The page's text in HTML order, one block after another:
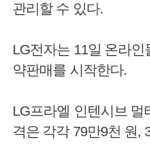
관리할 수 있다.
LG전자는 11일 온라인
약판매를 시작한다.
LG프라엘 인텐시브
격은 각각 79만9천 원,